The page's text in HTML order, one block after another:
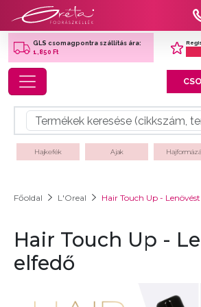
GLS csomagpontra szállítás ára:
1,850 Ft
Toggle navigation
Hajkefék Ajak
Főoldal L'Oreal Hair Touch Up -
Hair Touch Up -
elfedő